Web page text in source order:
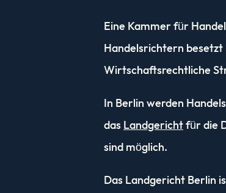
Eine Kammer für
Handelsrichtern besetzt
Wirtschaftsrechtliche
In Berlin werden
das Landgericht für die
sind möglich.
Das Landgericht Berlin